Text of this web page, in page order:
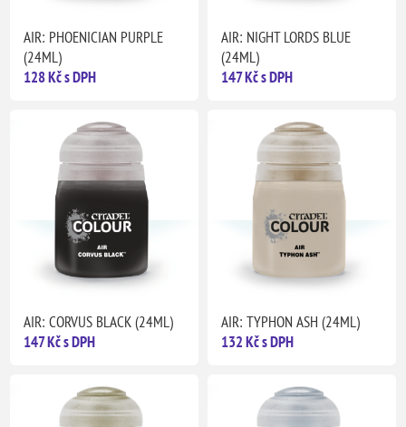
AIR: PHOENICIAN PURPLE
(24ML)
128 Kč s DPH
AIR: NIGHT LORDS BLUE
(24ML)
147 Kč s DPH
AIR: CORVUS BLACK (24ML)
147 Kč s DPH
AIR: TYPHON ASH (24ML)
132 Kč s DPH